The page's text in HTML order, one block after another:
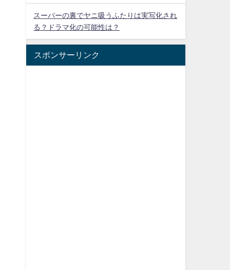
スーパーの裏でヤニ吸うふたりは実写化され
る？ドラマ化の可能性は？
スポンサーリンク